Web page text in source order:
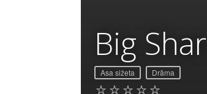
Big Shar
Asa sižeta Drāma